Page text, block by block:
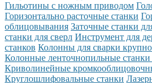
Гильотины с ножным приводом
Горизонтально расточные станки
облицовывания Заточные станки
станки для сверл Инструмент для
станков Колонны для сварки
Колонные ленточнопильные станки
Криволинейные
Круглошлифовальные станки